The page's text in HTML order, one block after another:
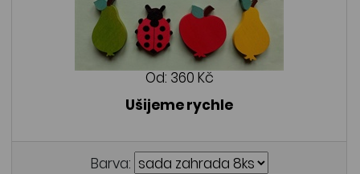
Od: 360 Kč
Ušijeme rychle
Barva: